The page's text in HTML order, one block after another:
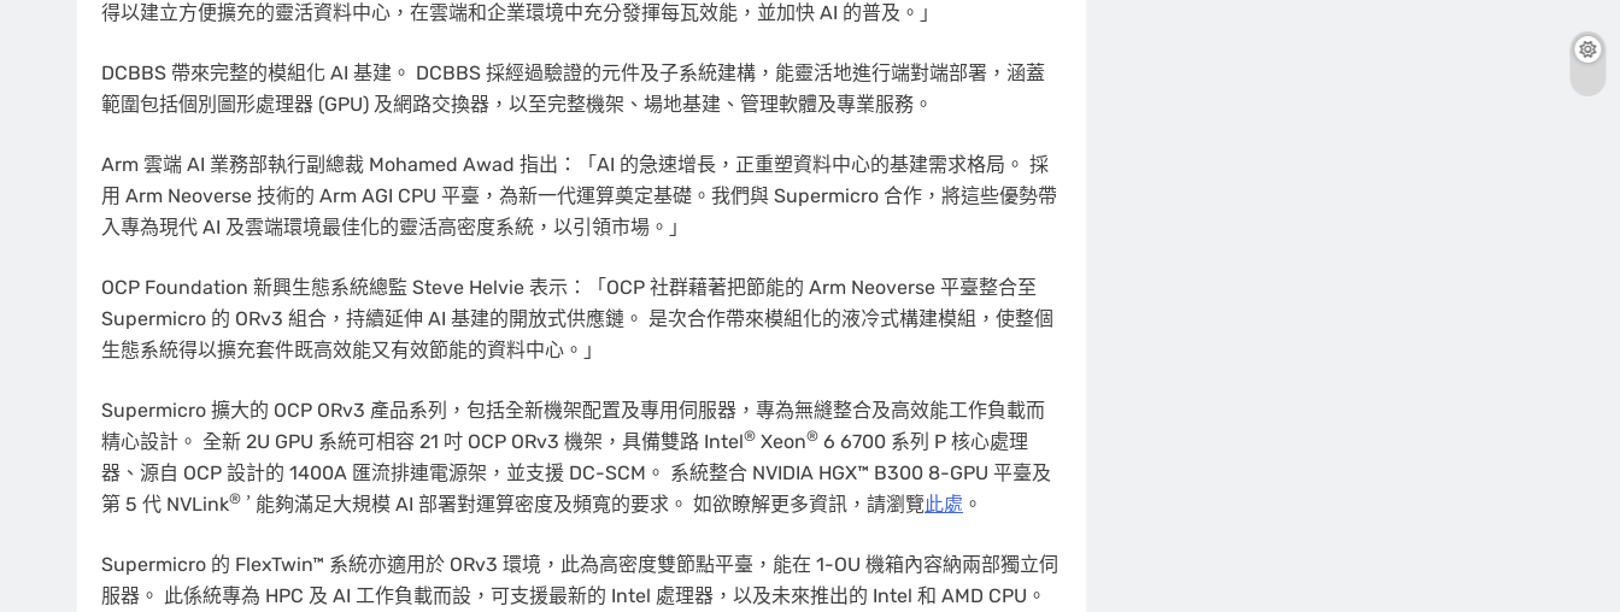
得以建立方便擴充的靈活資料中心，在雲端和企業環境中充分發揮每瓦效能，並加快 AI 的普及。」
DCBBS 帶來完整的模組化 AI 基建。 DCBBS 採經過驗證的元件及子系統建構，能靈活地進行端對端部署，涵蓋
範圍包括個別圖形處理器 (GPU) 及網路交換器，以至完整機架、場地基建、管理軟體及專業服務。
Arm 雲端 AI 業務部執行副總裁 Mohamed Awad 指出：「AI 的急速增長，正重塑資料中心的基建需求格局。 採
用 Arm Neoverse 技術的 Arm AGI CPU 平臺，為新一代運算奠定基礎。我們與 Supermicro 合作，將這些優勢帶
入專為現代 AI 及雲端環境最佳化的靈活高密度系統，以引領市場。」
OCP Foundation 新興生態系統總監 Steve Helvie 表示：「OCP 社群藉著把節能的 Arm Neoverse 平臺整合至
Supermicro 的 ORv3 組合，持續延伸 AI 基建的開放式供應鏈。 是次合作帶來模組化的液冷式構建模組，使整個
生態系統得以擴充套件既高效能又有效節能的資料中心。」
Supermicro 擴大的 OCP ORv3 產品系列，包括全新機架配置及專用伺服器，專為無縫整合及高效能工作負載而
精心設計。 全新 2U GPU 系統可相容 21 吋 OCP ORv3 機架，具備雙路 Intel® Xeon® 6 6700 系列 P 核心處理
器、源自 OCP 設計的 1400A 匯流排連電源架，並支援 DC-SCM。 系統整合 NVIDIA HGX™ B300 8-GPU 平臺及
第 5 代 NVLink®， 能夠滿足大規模 AI 部署對運算密度及頻寬的要求。 如欲瞭解更多資訊，請瀏覽此處 。
Supermicro 的 FlexTwin™ 系統亦適用於 ORv3 環境，此為高密度雙節點平臺，能在 1-OU 機箱內容納兩部獨立伺
服器。 此係統專為 HPC 及 AI 工作負載而設，可支援最新的 Intel 處理器，以及未來推出的 Intel 和 AMD CPU。